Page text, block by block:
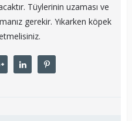
Tüylerinin uzaması ve
gerekir. Yıkarken köpek